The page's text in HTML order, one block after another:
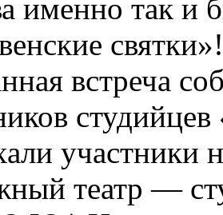
именно так и
встреча
участники
театр —